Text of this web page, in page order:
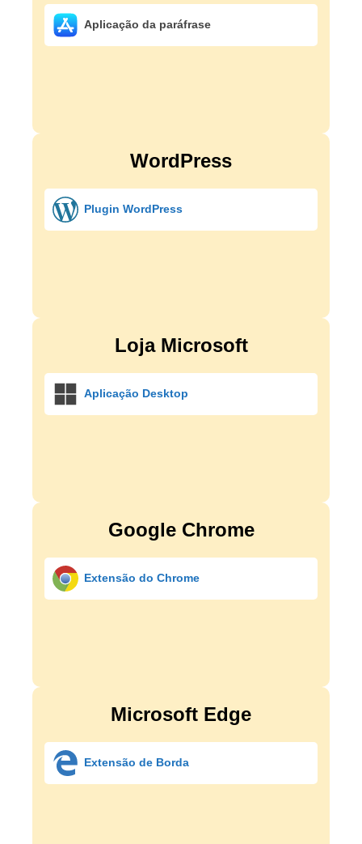
Aplicação da paráfrase
WordPress
Plugin WordPress
Loja Microsoft
Aplicação Desktop
Google Chrome
Extensão do Chrome
Microsoft Edge
Extensão de Borda